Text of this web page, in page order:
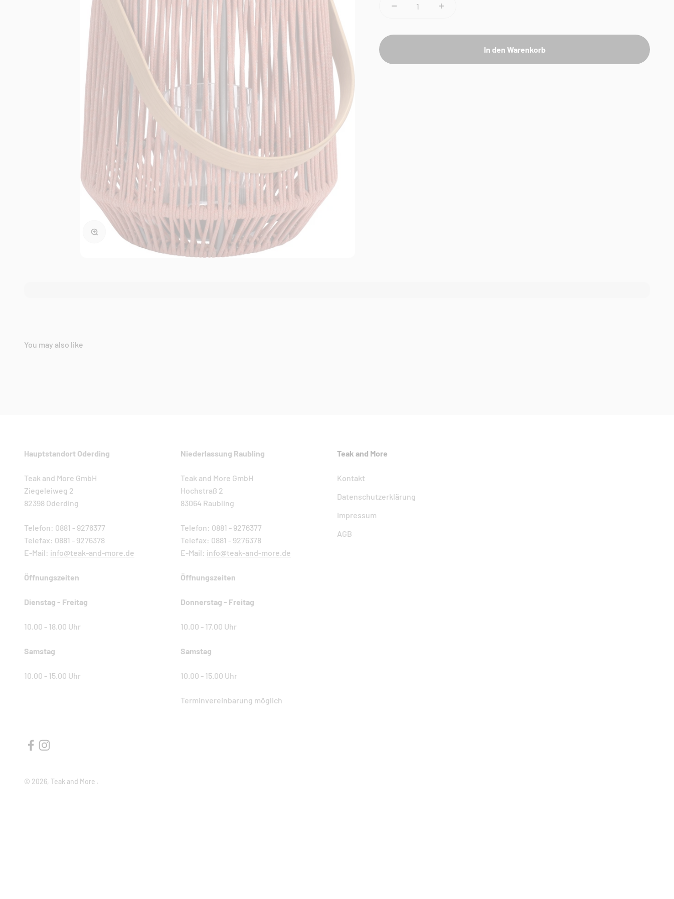
Bild vergrößern
In den Warenkorb
You may also like
Hauptstandort Oderding
Teak and More GmbH
Ziegeleiweg 2
82398 Oderding
Telefon: 0881 - 9276377
Telefax: 0881 - 9276378
E-Mail: info@teak-and-more.de
Öffnungszeiten
Dienstag - Freitag
10.00 - 18.00 Uhr
Samstag
10.00 - 15.00 Uhr
Niederlassung Raubling
Teak and More GmbH
Hochstraß 2
83064 Raubling
Telefon: 0881 - 9276377
Telefax: 0881 - 9276378
E-Mail: info@teak-and-more.de
Öffnungszeiten
Donnerstag - Freitag
10.00 - 17.00 Uhr
Samstag
10.00 - 15.00 Uhr
Terminvereinbarung möglich
Teak and More
Kontakt
Datenschutzerklärung
Impressum
AGB
© 2026, Teak and More .